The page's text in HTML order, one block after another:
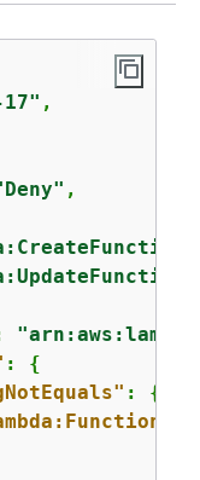
,
,
: {
: {